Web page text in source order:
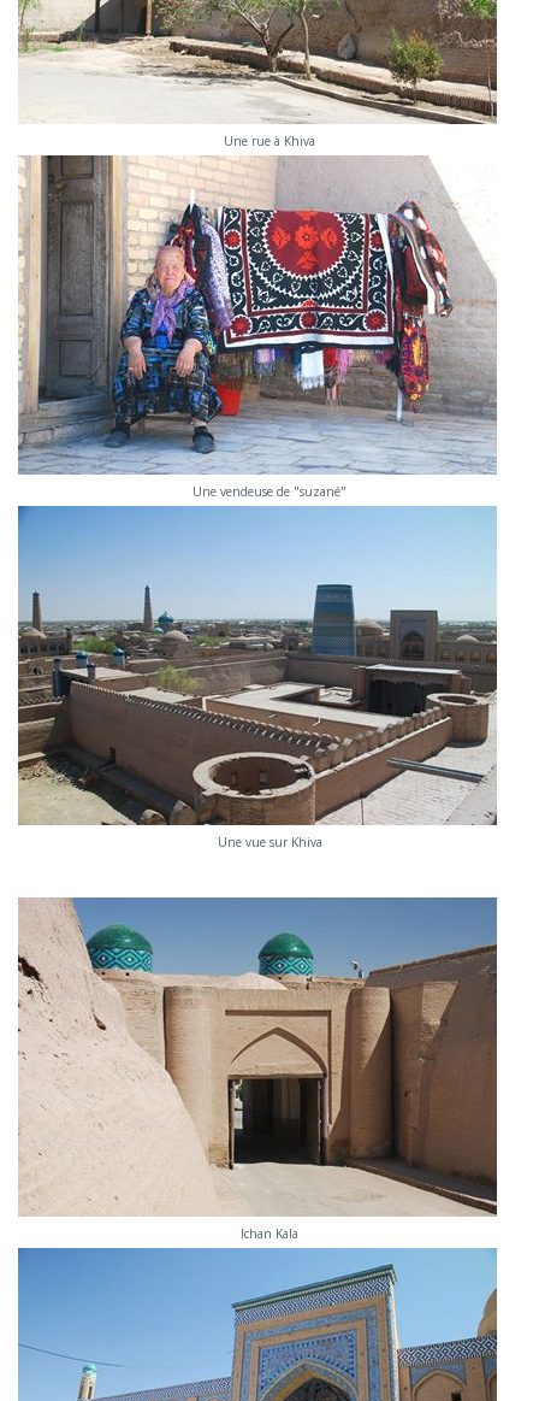
Une rue à Khiva
Une vendeuse de "suzané"
Une vue sur Khiva
Ichan Kala